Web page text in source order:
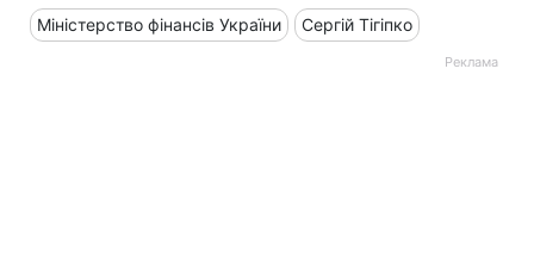
Міністерство фінансів України Сергій Тігіпко